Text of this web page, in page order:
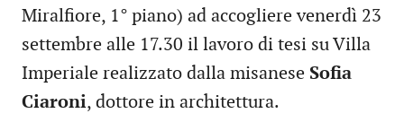
Miralfiore, 1° piano) ad accogliere venerdì 23
settembre alle 17.30 il lavoro di tesi su Villa
Imperiale realizzato dalla misanese Sofia
Ciaroni, dottore in architettura.